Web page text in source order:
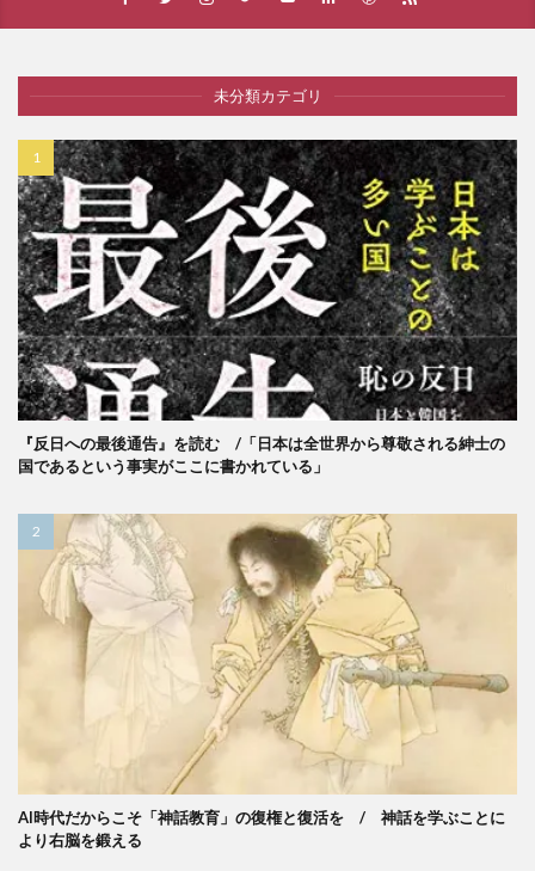
未分類カテゴリ
『反日への最後通告』を読む /「日本は全世界から尊敬される紳士の
国であるという事実がここに書かれている」
AI時代だからこそ「神話教育」の復権と復活を / 神話を学ぶことに
より右脳を鍛える